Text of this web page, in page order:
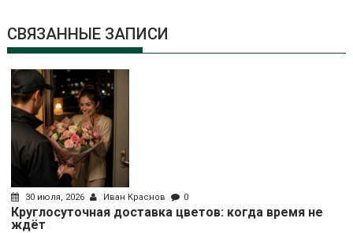
СВЯЗАННЫЕ ЗАПИСИ
30 июля, 2026 Иван Краснов 0
Круглосуточная доставка цветов: когда время не
ждёт